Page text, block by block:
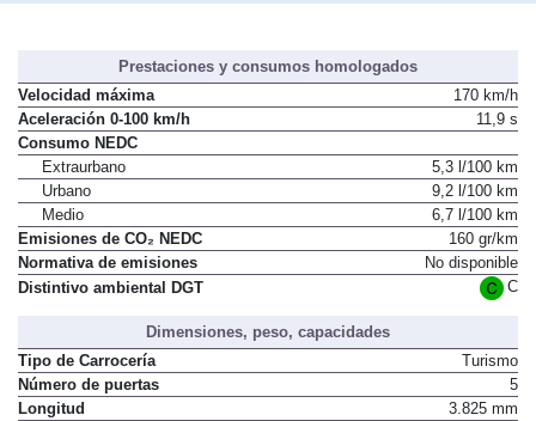
Prestaciones y consumos homologados
Velocidad máxima
170 km/h
Aceleración 0-100 km/h
11,9 s
Consumo NEDC
Extraurbano
5,3 l/100 km
Urbano
9,2 l/100 km
Medio
6,7 l/100 km
Emisiones de CO₂ NEDC
160 gr/km
Normativa de emisiones
No disponible
Distintivo ambiental DGT
C
Dimensiones, peso, capacidades
Tipo de Carrocería
Turismo
Número de puertas
5
Longitud
3.825 mm